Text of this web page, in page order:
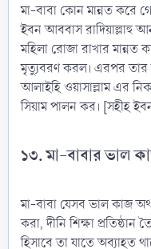
মা-বাবা কোন মান্নত করে
ইবন আববাস রাদিয়াল্লাহু
মহিলা রোজা রাখার মান্নত
মৃত্যুবরণ করল। এরপর তার
আলাইহি ওয়াসাল্লাম এর
সিয়াম পালন কর। [সহীহ
১৩. মা-বাবার ভাল
মা-বাবা যেসব ভাল কাজ
করা, দীনি শিক্ষা
হিসাবে তা যাতে অব্যাহত